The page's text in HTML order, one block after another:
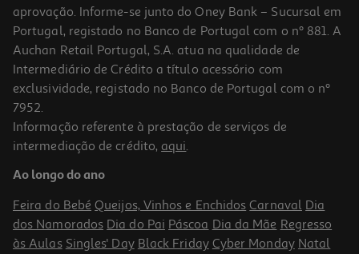
-10%
Livro O Melhor Pai De Todos De Peter Horn
14.36 €/un
PVP de editor
14,36 €
aprovação. Informe-se junto do Oney Bank – Sucursal em
Portugal, registado no Banco de Portugal com o nº 881. A
Auchan Retail Portugal, S.A. atua na qualidade de
Intermediário de Crédito a título acessório com
exclusividade, registado no Banco de Portugal com o nº
7952.
Informação referente à prestação de serviços de
intermediação de crédito, aqui.
Ao longo do ano
Feira do Bebé Queijos, Vinhos e Enchidos Carnaval Dia
dos Namorados Dia do Pai Páscoa Dia da Mãe Regresso
às Aulas Singles' Day Black Friday Cyber Monday Natal